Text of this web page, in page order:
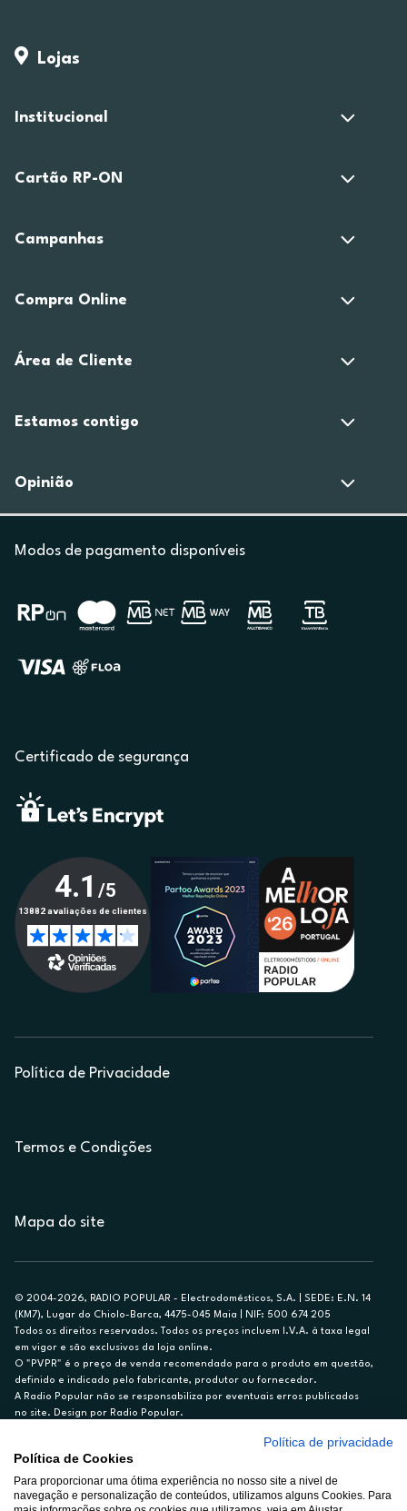
Lojas
Institucional
Cartão RP-ON
Campanhas
Compra Online
Área de Cliente
Estamos contigo
Opinião
Modos de pagamento disponíveis
Certificado de segurança
Política de Privacidade
Termos e Condições
Mapa do site
© 2004-2026, RADIO POPULAR - Electrodomésticos, S.A. | SEDE: E.N. 14
(KM7), Lugar do Chiolo-Barca, 4475-045 Maia | NIF: 500 674 205
Todos os direitos reservados. Todos os preços incluem I.V.A. à taxa legal
em vigor e são exclusivos da loja online.
O "PVPR" é o preço de venda recomendado para o produto em questão,
definido e indicado pelo fabricante, produtor ou fornecedor.
A Radio Popular não se responsabiliza por eventuais erros publicados
no site. Design por Radio Popular.
Ex. para limite de crédito de €1.500, reembolsado em 12 meses, TAN
14,79%.
Crédito sujeito a aprovação pelo Cetelem, marca BNP Paribas Personal
Política de privacidade
Política de Cookies
Para proporcionar uma ótima experiência no nosso site a nivel de
navegação e personalização de conteúdos, utilizamos alguns Cookies. Para